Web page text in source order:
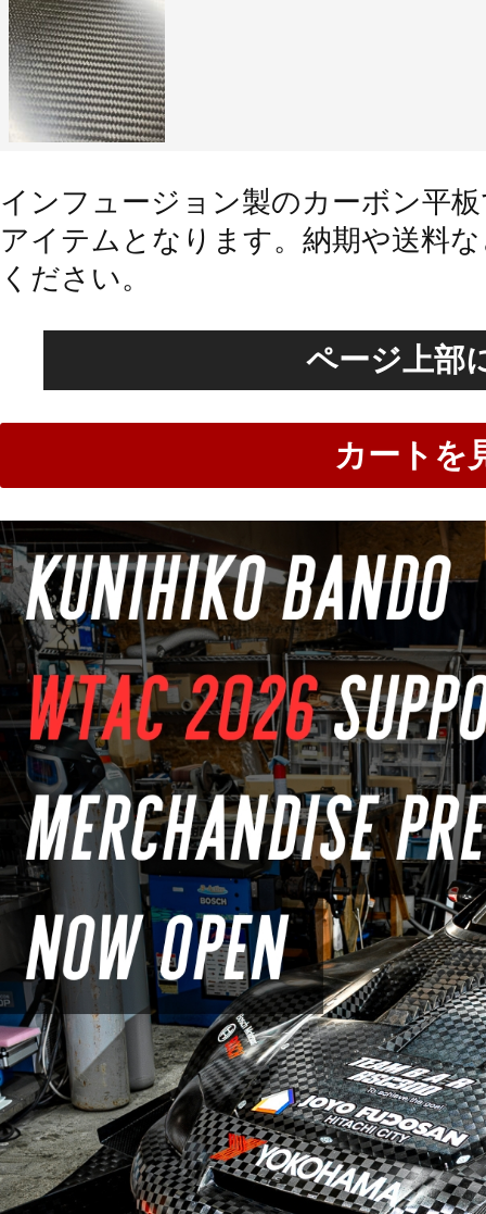
インフュージョン製のカーボン平
アイテムとなります。納期や送料
ください。
ページ上部
カートを